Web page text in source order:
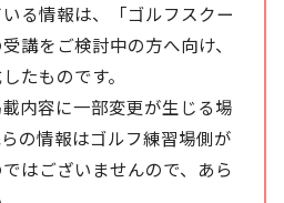
る情報は、「ゴルフスクー
講をご検討中の方へ向け、
たものです。
内容に一部変更が生じる場
の情報はゴルフ練習場側が
はございませんので、あら